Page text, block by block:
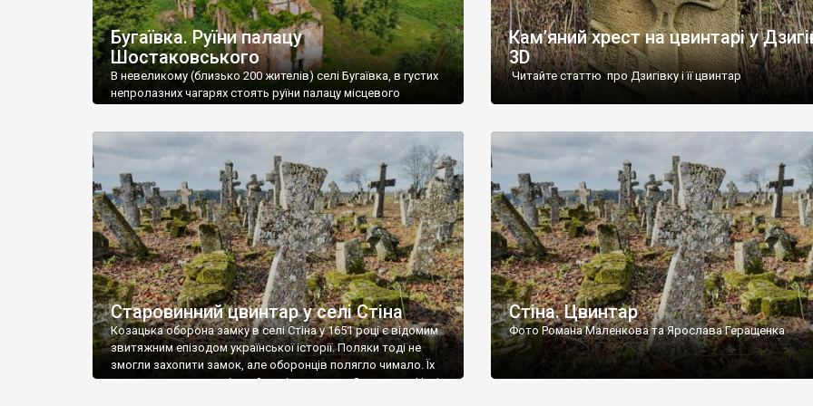
Бугаївка. Руїни палацу
Шостаковського
В невеликому (близько 200 жителів) селі Бугаївка, в густих
непролазних чагарях стоять руїни палацу місцевого
потім клуб, ще пізніше – гуртожиток. У 60-х роках минулого
століття тут розмістили туберкульозну лікарню. Коли із
палацу виїхала лікарня – ми точно не […]
Кам’яний хрест на цвинтарі у
3D
Читайте статтю про Дзигівку і її цвинтар
Старовинний цвинтар у селі Стіна
Козацька оборона замку в селі Стіна у 1651 році є відомим
звитяжним епізодом української історії. Поляки тоді не
змогли захопити замок, але оборонців полягло чимало. Їх
поховали на цвинтарі, який тоді називався Замковим. Нині
Стіна. Цвинтар
Фото Романа Маленкова та Ярослава Геращенка